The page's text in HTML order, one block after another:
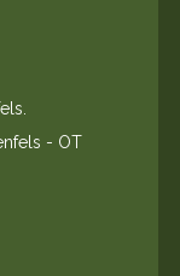
- OT